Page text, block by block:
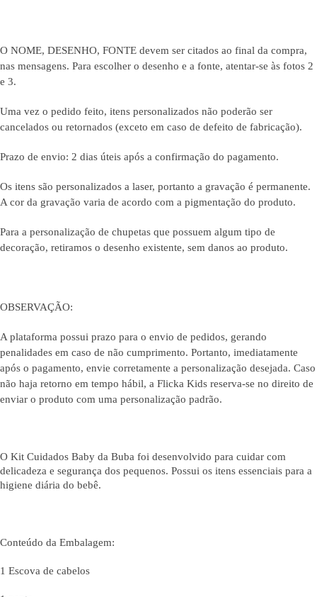
O NOME, DESENHO, FONTE devem ser citados ao final da compra,
nas mensagens. Para escolher o desenho e a fonte, atentar-se às fotos 2
e 3.
Uma vez o pedido feito, itens personalizados não poderão ser
cancelados ou retornados (exceto em caso de defeito de fabricação).
Prazo de envio: 2 dias úteis após a confirmação do pagamento.
Os itens são personalizados a laser, portanto a gravação é permanente.
A cor da gravação varia de acordo com a pigmentação do produto.
Para a personalização de chupetas que possuem algum tipo de
decoração, retiramos o desenho existente, sem danos ao produto.
OBSERVAÇÃO:
A plataforma possui prazo para o envio de pedidos, gerando
penalidades em caso de não cumprimento. Portanto, imediatamente
após o pagamento, envie corretamente a personalização desejada. Caso
não haja retorno em tempo hábil, a Flicka Kids reserva-se no direito de
enviar o produto com uma personalização padrão.
O Kit Cuidados Baby da Buba foi desenvolvido para cuidar com
delicadeza e segurança dos pequenos. Possui os itens essenciais para a
higiene diária do bebê.
Conteúdo da Embalagem:
1 Escova de cabelos